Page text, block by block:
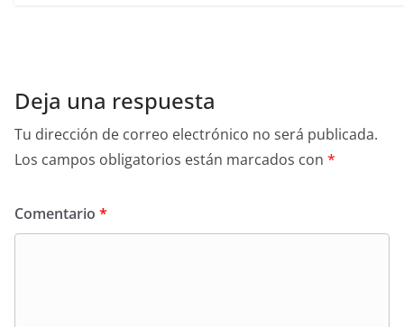
Deja una respuesta
Tu dirección de correo electrónico no será publicada.
Los campos obligatorios están marcados con *
Comentario *